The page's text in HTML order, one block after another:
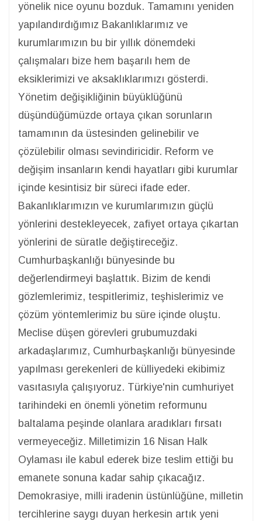
yönelik nice oyunu bozduk. Tamamını yeniden
yapılandırdığımız Bakanlıklarımız ve
kurumlarımızın bu bir yıllık dönemdeki
çalışmaları bize hem başarılı hem de
eksiklerimizi ve aksaklıklarımızı gösterdi.
Yönetim değişikliğinin büyüklüğünü
düşündüğümüzde ortaya çıkan sorunların
tamamının da üstesinden gelinebilir ve
çözülebilir olması sevindiricidir. Reform ve
değişim insanların kendi hayatları gibi kurumlar
içinde kesintisiz bir süreci ifade eder.
Bakanlıklarımızın ve kurumlarımızın güçlü
yönlerini destekleyecek, zafiyet ortaya çıkartan
yönlerini de süratle değiştireceğiz.
Cumhurbaşkanlığı bünyesinde bu
değerlendirmeyi başlattık. Bizim de kendi
gözlemlerimiz, tespitlerimiz, teşhislerimiz ve
çözüm yöntemlerimiz bu süre içinde oluştu.
Meclise düşen görevleri grubumuzdaki
arkadaşlarımız, Cumhurbaşkanlığı bünyesinde
yapılması gerekenleri de külliyedeki ekibimiz
vasıtasıyla çalışıyoruz. Türkiye'nin cumhuriyet
tarihindeki en önemli yönetim reformunu
baltalama peşinde olanlara aradıkları fırsatı
vermeyeceğiz. Milletimizin 16 Nisan Halk
Oylaması ile kabul ederek bize teslim ettiği bu
emanete sonuna kadar sahip çıkacağız.
Demokrasiye, milli iradenin üstünlüğüne, milletin
tercihlerine saygı duyan herkesin artık yeni